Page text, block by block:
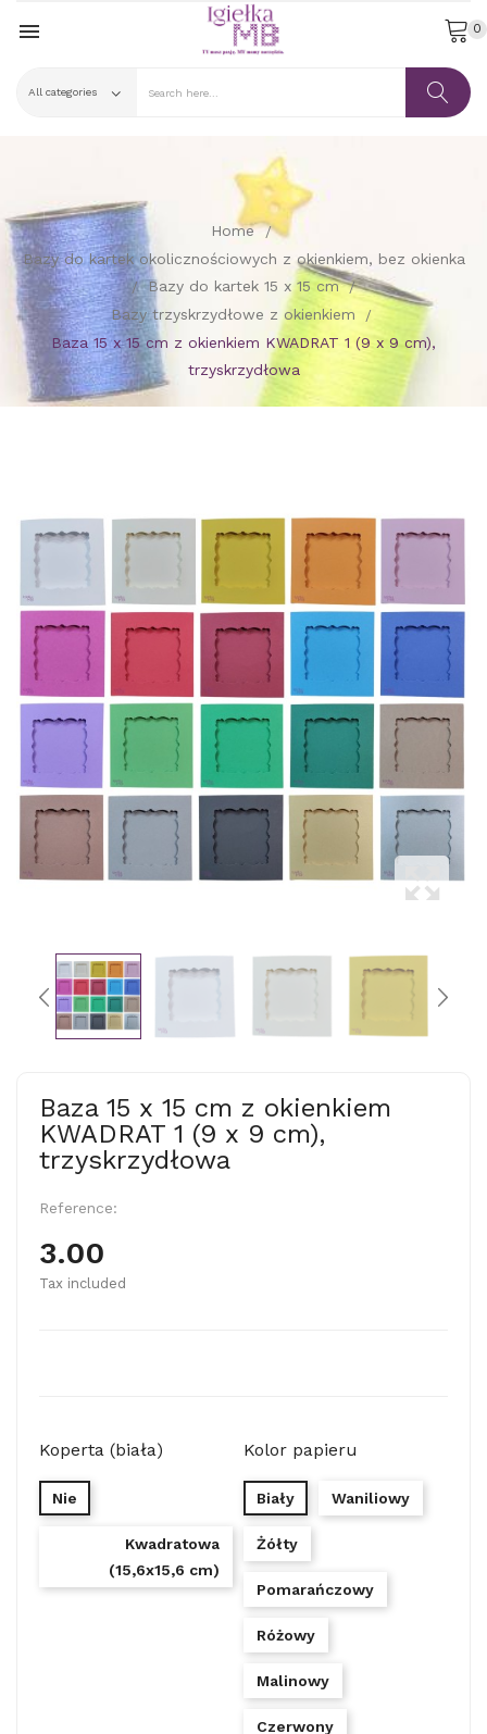
 0
Home
Bazy do kartek okolicznościowych z okienkiem, bez okienka
Bazy do kartek 15 x 15 cm
Bazy trzyskrzydłowe z okienkiem
Baza 15 x 15 cm z okienkiem KWADRAT 1 (9 x 9 cm),
trzyskrzydłowa
Baza 15 x 15 cm z okienkiem
KWADRAT 1 (9 x 9 cm),
trzyskrzydłowa
Reference:
3.00
Tax included
Koperta (biała)
Nie
Kwadratowa
(15,6x15,6 cm)
Kolor papieru
Biały Waniliowy
Żółty
Pomarańczowy
Różowy
Malinowy
Czerwony